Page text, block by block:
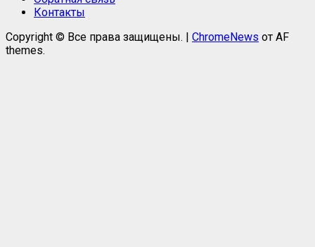
Контакты
Copyright © Все права защищены.
ChromeNews от AF
themes.